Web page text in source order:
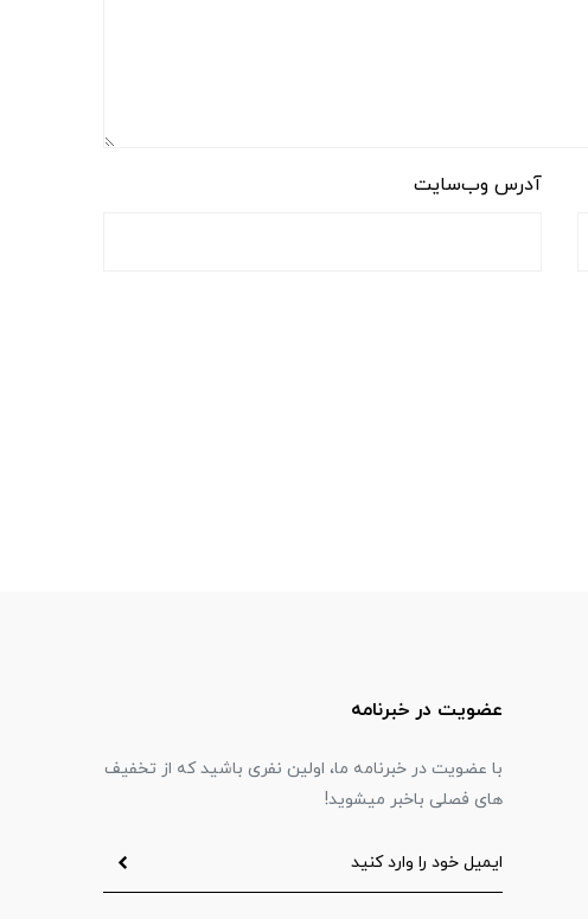
آدرس وب‌سایت
عضویت در خبرنامه
با عضویت در خبرنامه ما، اولین نفری باشید که از تخفیف
های فصلی باخبر میشوید!